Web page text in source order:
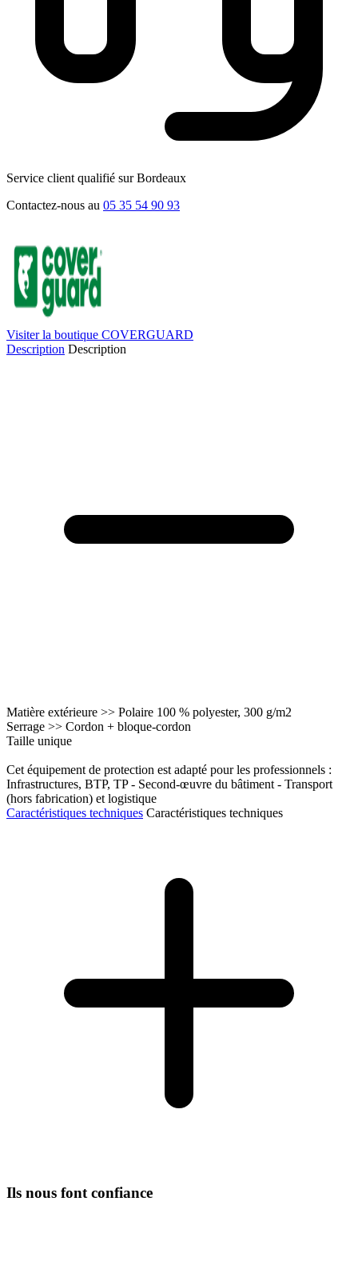
Service client qualifié sur Bordeaux
Contactez-nous au 05 35 54 90 93
Visiter la boutique COVERGUARD
Description Description
Matière extérieure >> Polaire 100 % polyester, 300 g/m2
Serrage >> Cordon + bloque-cordon
Taille unique
Cet équipement de protection est adapté pour les professionnels :
Infrastructures, BTP, TP - Second-œuvre du bâtiment - Transport
(hors fabrication) et logistique
Caractéristiques techniques Caractéristiques techniques
Ils nous font confiance